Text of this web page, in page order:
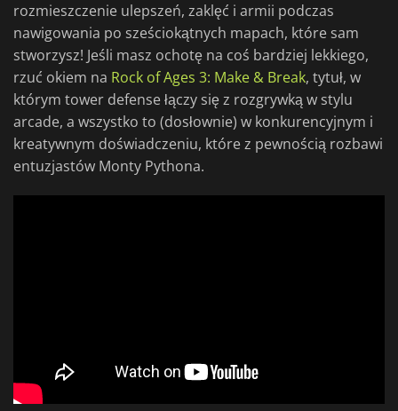
rozmieszczenie ulepszeń, zaklęć i armii podczas
nawigowania po sześciokątnych mapach, które sam
stworzysz! Jeśli masz ochotę na coś bardziej lekkiego,
rzuć okiem na Rock of Ages 3: Make & Break, tytuł, w
którym tower defense łączy się z rozgrywką w stylu
arcade, a wszystko to (dosłownie) w konkurencyjnym i
kreatywnym doświadczeniu, które z pewnością rozbawi
entuzjastów Monty Pythona.